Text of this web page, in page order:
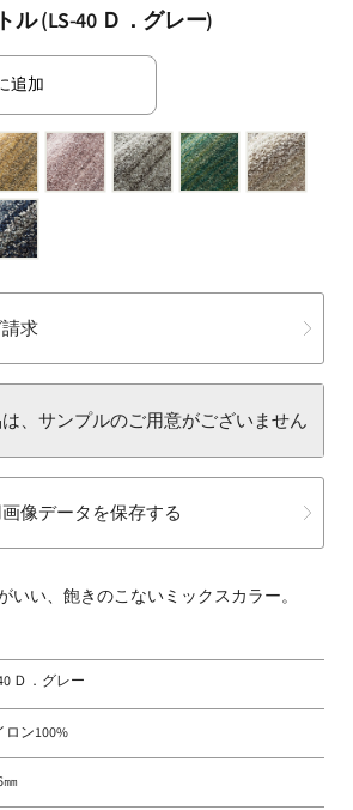
ル (LS-40 Ｄ．グレー)
求
、サンプルのご用意がございません
像データを保存する
いい、飽きのこないミックスカラー。
Ｄ．グレー
ロン100%
㎜
追加